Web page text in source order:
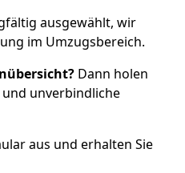
ausgewählt, wir
im Umzugsbereich.
Dann holen
unverbindliche
aus und erhalten Sie